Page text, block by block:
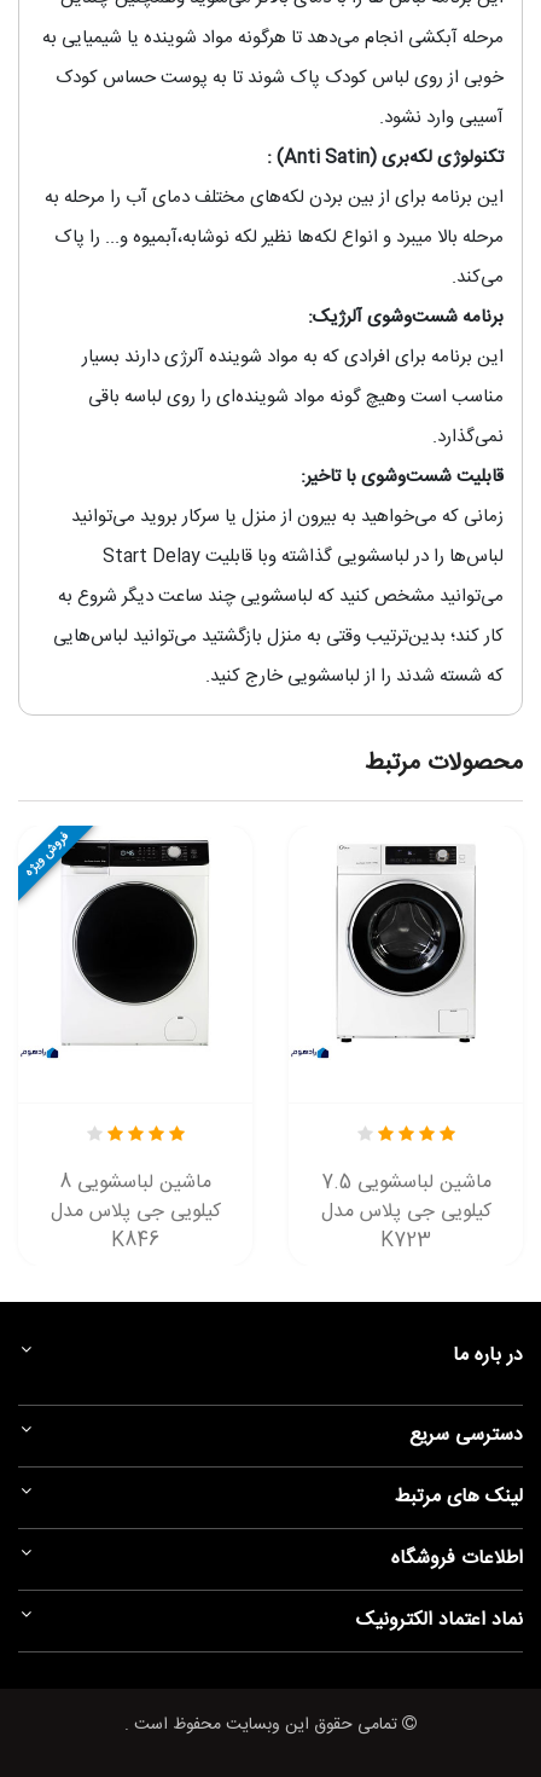
مرحله آبکشی انجام می‌دهد تا هرگونه مواد شوینده یا شیمیایی به
خوبی از روی لباس کودک پاک شوند تا به پوست حساس کودک
آسیبی وارد نشود.
تکنولوژی لکه‌بری (Anti Satin)
:
این برنامه برای از بین بردن لکه‌های مختلف دمای آب را مرحله به
مرحله بالا میبرد و انواع لکه‌ها نظیر لکه نوشابه،آبمیوه و... را پاک
می‌کند.
برنامه شست‌و‌شوی آلرژیک:
این برنامه برای افرادی که به مواد شوینده آلرژی دارند بسیار
مناسب است وهیچ گونه مواد شوینده‌ای را روی لباسه باقی
نمی‌گذارد.
قابلیت شست‌و‌شوی با تاخیر:
زمانی که می‌خواهید به بیرون از منزل یا سرکار بروید می‌توانید
می‌توانید مشخص کنید که لباسشویی چند ساعت دیگر شروع به
کار کند؛ بدین‌ترتیب وقتی به منزل بازگشتید می‌توانید لباس‌هایی
که شسته شدند را از لباسشویی خارج کنید.
محصولات مرتبط
فروش ویژه
ماشین لباسشویی 8
کیلویی جی پلاس مدل
K846
ماشین لباسشویی 7.5
کیلویی جی پلاس مدل
K723
در باره ما
دسترسی سریع
لینک های مرتبط
اطلاعات فروشگاه
نماد اعتماد الکترونیک
تمامی حقوق این وبسایت محفوظ است .